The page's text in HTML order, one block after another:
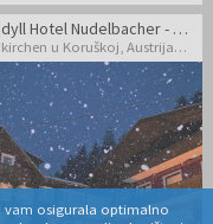
Landidyll Hotel Nudelbacher - Zimski odmor u Kärntenu
u Koruškoj,Austrija
vam osigurala optimalno